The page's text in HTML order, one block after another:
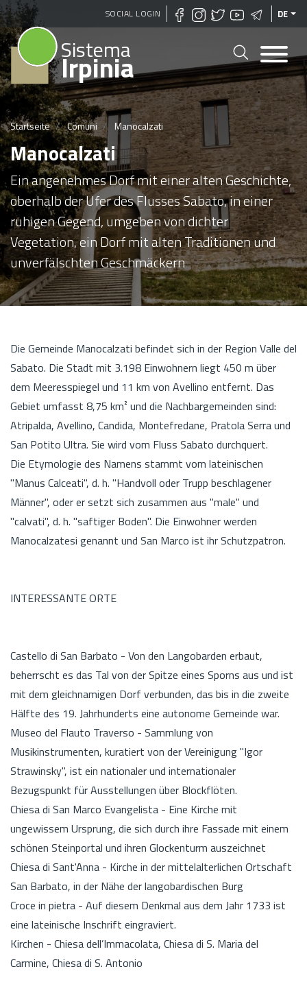
Direkt
zum
SOCIAL LOGIN DE
Sistema
Irpinia
Startseite Comuni Manocalzati
Manocalzati
Ein angenehmes Dorf mit einer alten Geschichte,
oberhalb der Ufer des Flusses Sabato, in einer
ruhigen Gegend, umgeben von dichter
Vegetation, ein Dorf mit alten Traditionen und
unverfälschten Geschmäckern
Die Gemeinde Manocalzati befindet sich in der Region Valle del
Sabato. Die Stadt mit 3.198 Einwohnern liegt 450 m über
dem Meeresspiegel und 11 km von Avellino entfernt. Das
Gebiet umfasst 8,75 km² und die Nachbargemeinden sind:
Atripalda, Avellino, Candida, Montefredane, Pratola Serra und
San Potito Ultra. Sie wird vom Fluss Sabato durchquert.
Die Etymologie des Namens stammt vom lateinischen
"Manus Calceati", d. h. "Handvoll oder Trupp beschlagener
Männer", oder er setzt sich zusammen aus "male" und
"calvati", d. h. "saftiger Boden". Die Einwohner werden
Manocalzatesi genannt und San Marco ist ihr Schutzpatron.
INTERESSANTE ORTE
Castello di San Barbato - Von den Langobarden erbaut,
beherrscht es das Tal von der Spitze eines Sporns aus und ist
mit dem gleichnamigen Dorf verbunden, das bis in die zweite
Hälfte des 19. Jahrhunderts eine autonome Gemeinde war.
Museo del Flauto Traverso - Sammlung von
Musikinstrumenten, kuratiert von der Vereinigung "Igor
Strawinsky", ist ein nationaler und internationaler
Bezugspunkt für Ausstellungen über Blockflöten.
Chiesa di San Marco Evangelista - Eine Kirche mit
ungewissem Ursprung, die sich durch ihre Fassade mit einem
schönen Steinportal und ihren Glockenturm auszeichnet
Chiesa di Sant'Anna - Kirche in der mittelalterlichen Ortschaft
San Barbato, in der Nähe der langobardischen Burg
Croce in pietra - Auf diesem Denkmal aus dem Jahr 1733 ist
eine lateinische Inschrift eingraviert.
Kirchen - Chiesa dell’Immacolata, Chiesa di S. Maria del
Carmine, Chiesa di S. Antonio